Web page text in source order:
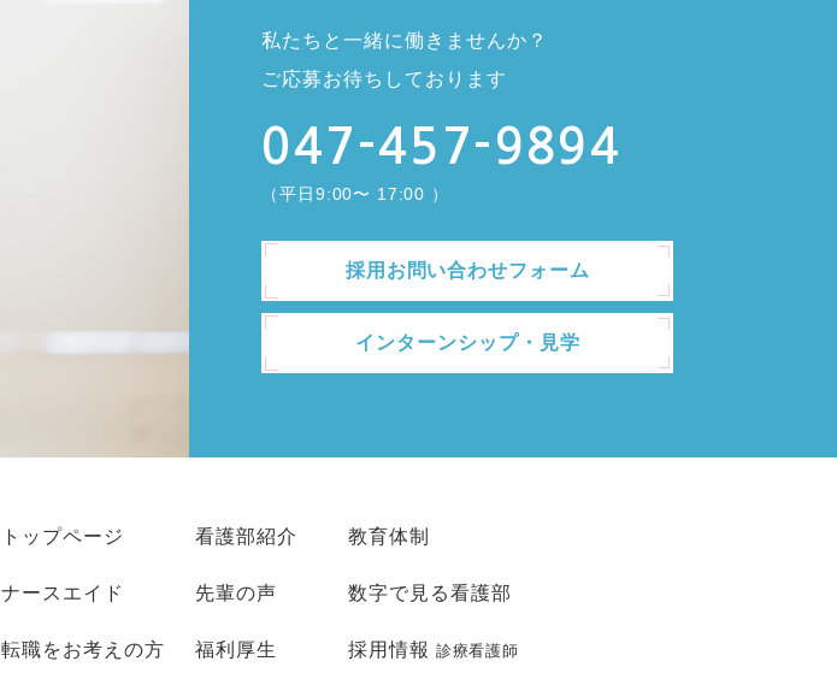
私たちと一緒に働きませんか？
ご応募お待ちしております
047-457-9894
（平日9:00〜 17:00 ）
採用お問い合わせフォーム
インターンシップ・見学
トップページ 看護部紹介 教育体制
ナースエイド 先輩の声 数字で見る看護部
転職をお考えの方 福利厚生 採用情報 診療看護師